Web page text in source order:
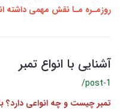
روزمـره مـا نقش مهمی داشته‌
آشنایی با انواع تمبر
/post-1
تمبر چیست و چه انواعی دارد؟ با